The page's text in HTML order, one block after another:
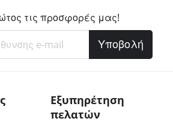
τις προσφορές μας!
Υποβολή
Εξυπηρέτηση
πελατών